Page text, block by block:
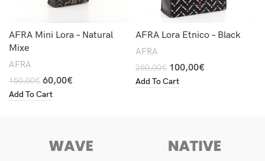
AFRA Mini Lora – Natural
Mixe
AFRA
150,00€ 60,00€
Add To Cart
AFRA Lora Etnico – Black
AFRA
250,00€ 100,00€
Add To Cart